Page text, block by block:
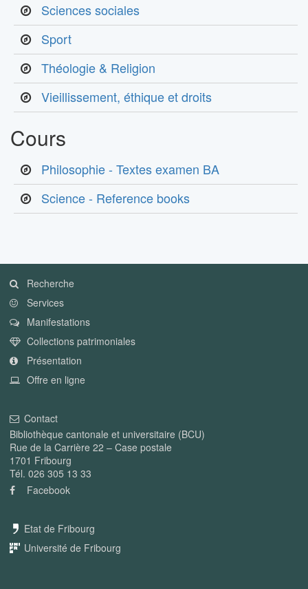
Sciences sociales
Sport
Théologie & Religion
Vieillissement, éthique et droits
Cours
Philosophie - Textes examen BA
Science - Reference books
Recherche
Services
Manifestations
Collections patrimoniales
Présentation
Offre en ligne
Contact
Bibliothèque cantonale et universitaire (BCU)
Rue de la Carrière 22 – Case postale
1701 Fribourg
Tél. 026 305 13 33
Facebook
Etat de Fribourg
Université de Fribourg